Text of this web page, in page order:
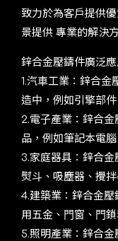
致⼒於為客⼾提供
景提供 專業的解決
鋅合⾦壓鑄件廣泛
1.汽⾞⼯業：鋅合⾦
造中，例如引擎部
2.電⼦產業：鋅合
品，例如筆記本電
3.家庭器具：鋅合
熨⽃、吸塵器、攪拌
4.建築業：鋅合⾦
⽤五⾦、⾨窗、⾨鎖
5.照明產業：鋅合